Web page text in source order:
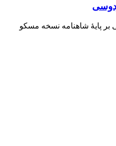
بر پایهٔ شاهنامه‌ نسخه مسکو